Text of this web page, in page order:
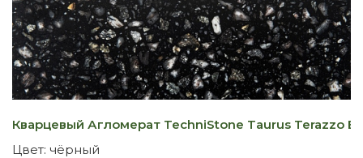
Кварцевый Агломерат TechniStone Taurus Terazzo
Цвет: чёрный